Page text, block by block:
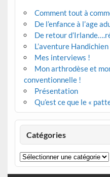
Comment tout à
De l’enfance à l’age
De retour
L’aventure Handichien
Mes interviews !
Mon arthrodèse et
conventionnelle !
Présentation
Qu’est ce que le «
Catégories
Catégories